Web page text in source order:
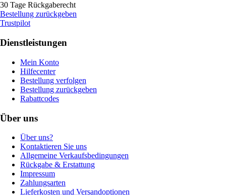
30 Tage Rückgaberecht
Bestellung zurückgeben
Trustpilot
Dienstleistungen
Mein Konto
Hilfecenter
Bestellung verfolgen
Bestellung zurückgeben
Rabattcodes
Über uns
Über uns?
Kontaktieren Sie uns
Allgemeine Verkaufsbedingungen
Rückgabe & Erstattung
Impressum
Zahlungsarten
Lieferkosten und Versandoptionen